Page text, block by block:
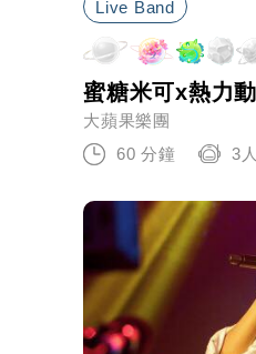
Live Band
蜜糖米可x熱力
大蘋果樂團
60 分鐘
3